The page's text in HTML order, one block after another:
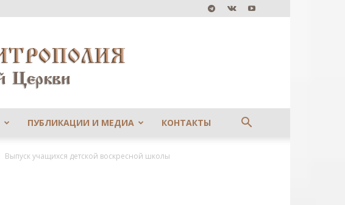
ПУБЛИКАЦИИ И МЕДИА КОНТАКТЫ
Выпуск учащихся детской воскресной школы